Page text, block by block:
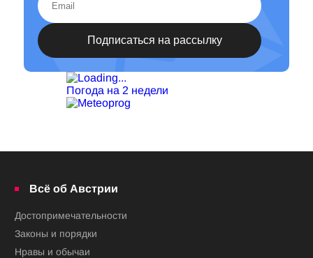
Погода на 2 недели
Всё об Австрии
Достопримечательности
Законы и порядки
Нравы и обычаи